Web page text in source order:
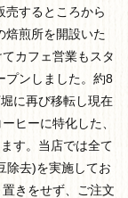
売するところから
焙煎所を開設いた
カフェ営業もスタ
プンしました。約8
に再び移転し現在
ヒーに特化した、
す。当店では全て
除去)を実施してお
きをせず、ご注文